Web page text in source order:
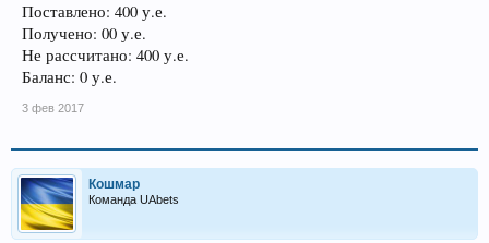
Поставлено: 400 у.е.
Получено: 00 у.е.
Не рассчитано: 400 у.е.
Баланс: 0 у.е.
3 фев 2017
Кошмар
Команда UAbets